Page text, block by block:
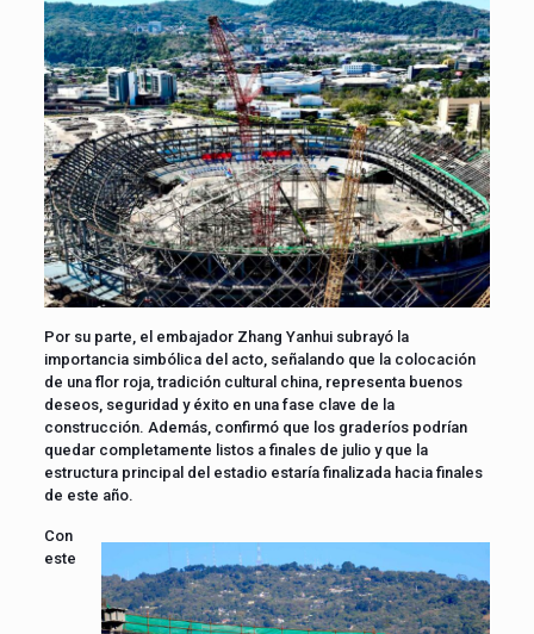
Por su parte, el embajador Zhang Yanhui subrayó la
importancia simbólica del acto, señalando que la colocación
de una flor roja, tradición cultural china, representa buenos
deseos, seguridad y éxito en una fase clave de la
construcción. Además, confirmó que los graderíos podrían
quedar completamente listos a finales de julio y que la
estructura principal del estadio estaría finalizada hacia finales
de este año.
Con
este